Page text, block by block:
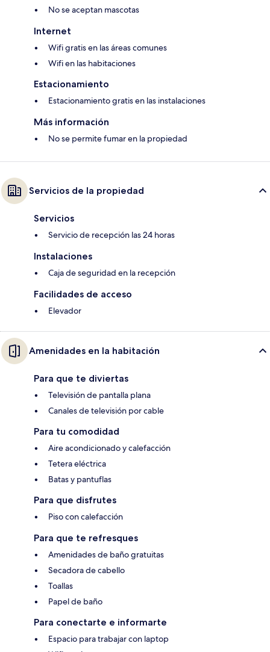
No se aceptan mascotas
Internet
Wifi gratis en las áreas comunes
Wifi en las habitaciones
Estacionamiento
Estacionamiento gratis en las instalaciones
Más información
No se permite fumar en la propiedad
Servicios de la propiedad
Servicios
Servicio de recepción las 24 horas
Instalaciones
Caja de seguridad en la recepción
Facilidades de acceso
Elevador
Amenidades en la habitación
Para que te diviertas
Televisión de pantalla plana
Canales de televisión por cable
Para tu comodidad
Aire acondicionado y calefacción
Tetera eléctrica
Batas y pantuflas
Para que disfrutes
Piso con calefacción
Para que te refresques
Amenidades de baño gratuitas
Secadora de cabello
Toallas
Papel de baño
Para conectarte e informarte
Espacio para trabajar con laptop